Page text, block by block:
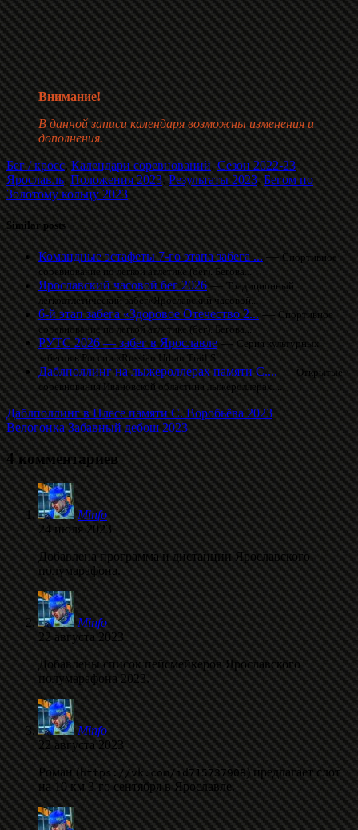
Внимание!
В данной записи календаря возможны изменения и
дополнения.
Бег / кросс,Календари соревнований,Сезон 2022-23
Ярославль,Положения 2023,Результаты 2023,Бегом по
Золотому кольцу 2023
Similar posts
Командные эстафеты 7-го этапа забега ...—Спортивное
соревнование по легкой атлетике (бег). Бегова...
Ярославский часовой бег 2026—Традиционный
легкоатлетический забег«Ярославский часовой...
6-й этап забега «Здоровое Отечество 2...—Спортивное
соревнование по легкой атлетике (бег). Бегова...
РУТС 2026 — забег в Ярославле—Серия культурных
забегов в России «Russian Urban Trail S...
Даблполлинг на лыжероллерах памяти С....—Открытые
соревнования Ивановской областина лыжероллерах....
Даблполлинг в Плесе памяти С. Воробьёва 2023
Велогонка Забавный дебош 2023
4 комментариев
Minfo
24 июля 2023
Добавлена программа и дистанции Ярославского
полумарафона.
Minfo
22 августа 2023
Добавлены список пейсмейкеров Ярославского
полумарафона 2023.
Minfo
22 августа 2023
Роман (https://vk.com/id715737908 ) предлагает слот
на 10 км 3-го сентября в Ярославле.